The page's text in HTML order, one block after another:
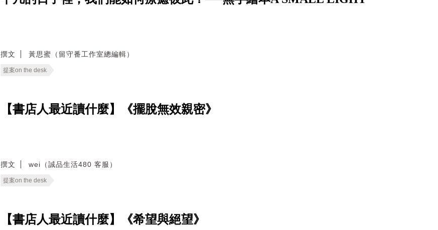
撰文 黃思蜜（留守番工作室總編輯）
提案on the desk
【書店人最近讀什麼】《擺脫無效親密》
撰文 wei（誠品生活480 客服）
提案on the desk
【書店人最近讀什麼】《希望與絕望》